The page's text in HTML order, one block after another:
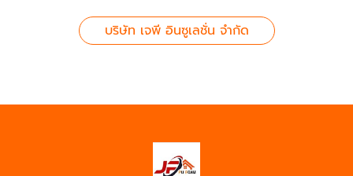
บริษัท เจพี อินซูเลชั่น จำกัด